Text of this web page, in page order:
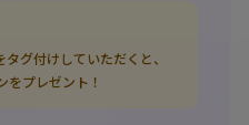
グ付けしていただくと、
をプレゼント！